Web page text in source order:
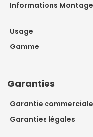
Informations Montage
Usage
Gamme
Garanties
Garantie commerciale
Garanties légales